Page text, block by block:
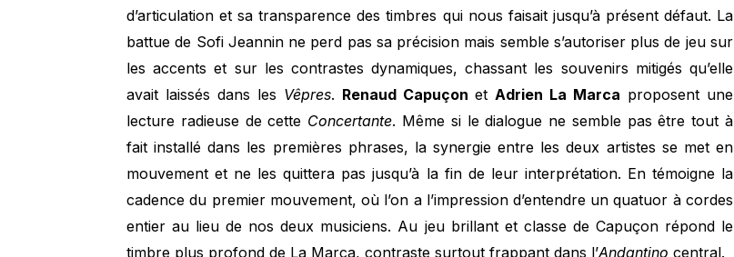
d’articulation et sa transparence des timbres qui nous faisait jusqu’à présent défaut. La
battue de Sofi Jeannin ne perd pas sa précision mais semble s’autoriser plus de jeu sur
les accents et sur les contrastes dynamiques, chassant les souvenirs mitigés qu’elle
avait laissés dans les Vêpres. Renaud Capuçon etAdrien La Marca proposent une
lecture radieuse de cette Concertante. Même si le dialogue ne semble pas être tout à
fait installé dans les premières phrases, la synergie entre les deux artistes se met en
mouvement et ne les quittera pas jusqu’à la fin de leur interprétation. En témoigne la
cadence du premier mouvement, où l’on a l’impression d’entendre un quatuor à cordes
entier au lieu de nos deux musiciens. Au jeu brillant et classe de Capuçon répond le
timbre plus profond de La Marca, contraste surtout frappant dans l’Andantino central.